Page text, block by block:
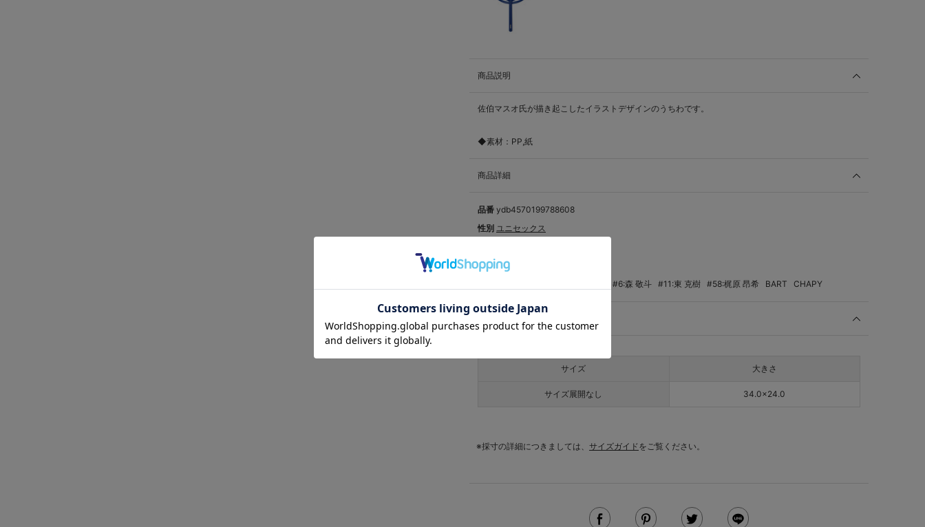
商品説明
佐伯マスオ氏が描き起こしたイラストデザインのうちわです。
◆素材：PP,紙
商品詳細
品番 ydb4570199788608
性別 ユニセックス
サイズ サイズ展開なし
#6:森 敬斗 #11:東 克樹 #58:梶原 昂希 BART CHAPY
サイズ 大きさ
サイズ展開なし 34.0×24.0
※採寸の詳細につきましては、 サイズガイド をご覧ください。